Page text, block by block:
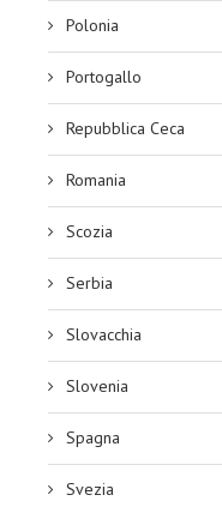
Polonia
Portogallo
Repubblica Ceca
Romania
Scozia
Serbia
Slovacchia
Slovenia
Spagna
Svezia